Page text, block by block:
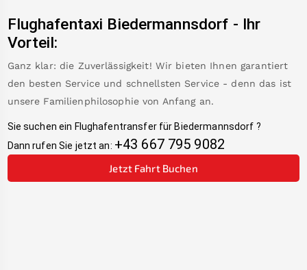
Flughafentaxi Biedermannsdorf - Ihr
Vorteil:
Ganz klar: die Zuverlässigkeit! Wir bieten Ihnen garantiert
den besten Service und schnellsten Service - denn das ist
unsere Familienphilosophie von Anfang an.
Sie suchen ein Flughafentransfer für Biedermannsdorf ?
Dann rufen Sie jetzt an: +43 667 795 9082
Jetzt Fahrt Buchen